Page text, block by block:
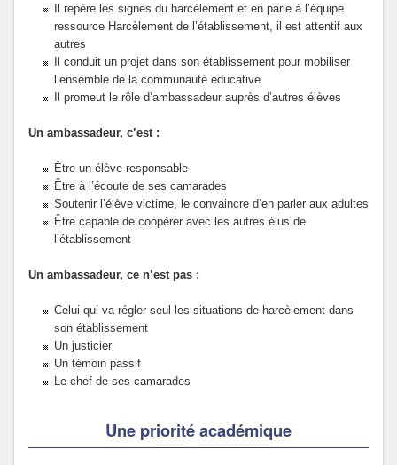
Il repère les signes du harcèlement et en parle à l’équipe
ressource Harcèlement de l’établissement, il est attentif aux
autres
Il conduit un projet dans son établissement pour mobiliser
l’ensemble de la communauté éducative
Il promeut le rôle d’ambassadeur auprès d’autres élèves
Un ambassadeur, c’est :
Être un élève responsable
Être à l’écoute de ses camarades
Soutenir l’élève victime, le convaincre d’en parler aux adultes
Être capable de coopérer avec les autres élus de
l’établissement
Un ambassadeur, ce n’est pas :
Celui qui va régler seul les situations de harcèlement dans
son établissement
Un justicier
Un témoin passif
Le chef de ses camarades
Une priorité académique